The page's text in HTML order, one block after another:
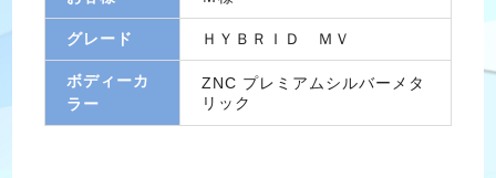
グレード ＨＹＢＲＩＤ ＭＶ
ボディーカ
ラー
ZNC プレミアムシルバーメタ
リック